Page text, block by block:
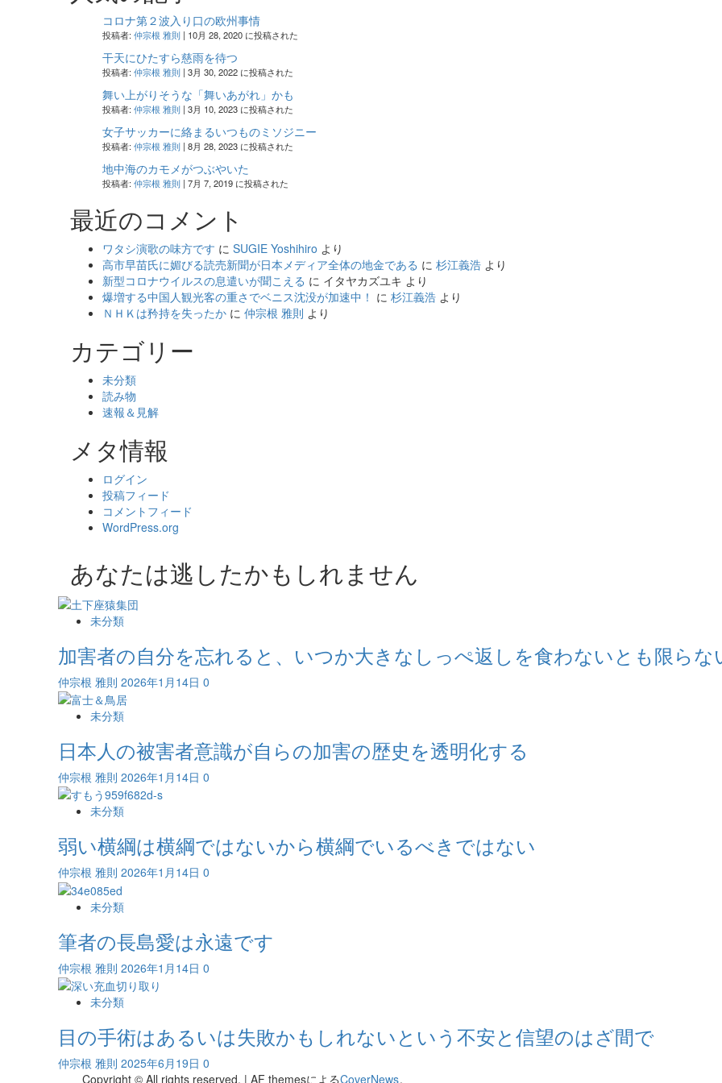
ッ
テ
首
相
の
真
意
ど
こ？
の
詳
を
ご
覧
く
だ
さ
い
コロナ第２波入り口の欧州事情
投稿者:仲宗根 雅則 | 10月 28, 2020 に投稿された
干天にひたすら慈雨を待つ
投稿者:仲宗根 雅則 | 3月 30, 2022 に投稿された
舞い上がりそうな「舞いあがれ」かも
投稿者:仲宗根 雅則 | 3月 10, 2023 に投稿された
女子サッカーに絡まるいつものミソジニー
投稿者:仲宗根 雅則 | 8月 28, 2023 に投稿された
地中海のカモメがつぶやいた
投稿者:仲宗根 雅則 | 7月 7, 2019 に投稿された
最近のコメント
ワタシ演歌の味方です に SUGIE Yoshihiro より
高市早苗氏に媚びる読売新聞が日本メディア全体の地金である に 杉江義浩 より
新型コロナウイルスの息遣いが聞こえる に イタヤカズユキ より
爆増する中国人観光客の重さでベニス沈没が加速中！ に 杉江義浩 より
ＮＨＫは矜持を失ったか に 仲宗根 雅則 より
カテゴリー
未分類
読み物
速報＆見解
メタ情報
ログイン
投稿フィード
コメントフィード
WordPress.org
あなたは逃したかもしれません
未分類
加害者の自分を忘れると、いつか大きなしっぺ返しを食わないとも限らな
仲宗根 雅則 2026年1月14日 0
未分類
日本人の被害者意識が自らの加害の歴史を透明化する
仲宗根 雅則 2026年1月14日 0
未分類
弱い横綱は横綱ではないから横綱でいるべきではない
仲宗根 雅則 2026年1月14日 0
未分類
筆者の長島愛は永遠です
仲宗根 雅則 2026年1月14日 0
未分類
目の手術はあるいは失敗かもしれないという不安と信望のはざ間で
仲宗根 雅則 2025年6月19日 0
Copyright © All rights reserved. | AF themesによるCoverNews。